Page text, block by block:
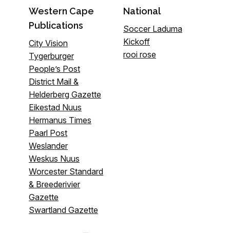
Western Cape
Publications
City Vision
Tygerburger
People’s Post
District Mail &
Helderberg Gazette
Eikestad Nuus
Hermanus Times
Paarl Post
Weslander
Weskus Nuus
Worcester Standard
& Breederivier
Gazette
Swartland Gazette
National
Soccer Laduma
Kickoff
rooi rose